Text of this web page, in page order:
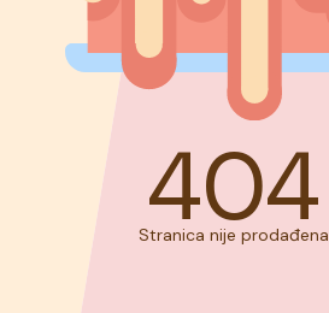
404
Stranica nije prodađena